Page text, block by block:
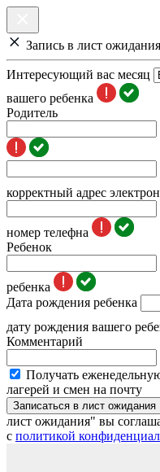
Запись в лист ожидания
Интересующий вас месяц
вашего ребенка
Родитель
корректный адрес
номер телефна
Ребенок
ребенка
Дата рождения ребенка
дату рождения вашего
Комментарий
Получать
лагерей и смен на почту
Записаться в лист ожидания
лист ожидания" вы
с политикой